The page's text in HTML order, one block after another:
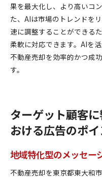
果を最大化し、より高いコ
た、AIは市場のトレンドを
速に調整することができる
柔軟に対応できます。AIを
不動産売却を効率的かつ成
す。
ターゲット顧客
おける広告のポイ
地域特化型のメッセー
不動産売却を東京都東大和